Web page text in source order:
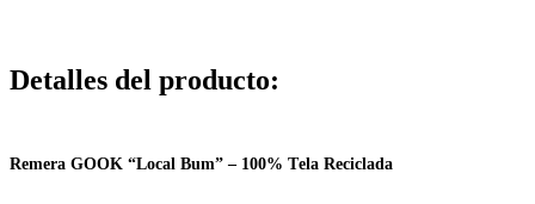
Detalles del producto:
Remera GOOK “Local Bum” – 100% Tela Reciclada